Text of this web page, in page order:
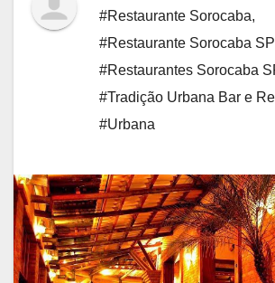
#Restaurante Sorocaba,
#Restaurante Sorocaba SP
#Restaurantes Sorocaba
#Tradição Urbana Bar e
#Urbana